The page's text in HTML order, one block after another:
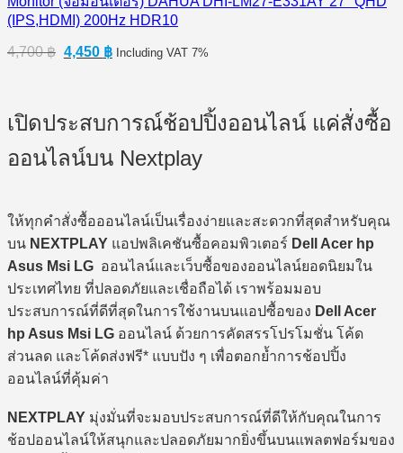
(IPS,HDMI) 200Hz HDR10
4,700฿ Original
4,450 ฿Current
Including VAT 7%
เปิดประสบการณ์ช้อปปิ้งออนไลน์ แค่สั่งซื้อ
ออนไลน์บน Nextplay
ให้ทุกคำสั่งซื้อออนไลน์เป็นเรื่องง่ายและสะดวกที่สุดสำหรับคุณ
บน NEXTPLAY แอปพลิเคชันซื้อคอมพิวเตอร์ Dell Acer hp
Asus Msi LG ออนไลน์และเว็บซื้อของออนไลน์ยอดนิยมใน
ประเทศไทย ที่ปลอดภัยและเชื่อถือได้ เราพร้อมมอบ
ประสบการณ์ที่ดีที่สุดในการใช้งานบนแอปซื้อของ Dell Acer
hp Asus Msi LG ออนไลน์ ด้วยการคัดสรรโปรโมชั่น โค้ด
ส่วนลด และโค้ดส่งฟรี* แบบปัง ๆ เพื่อตอกย้ำการช้อปปิ้ง
ออนไลน์ที่คุ้มค่า
NEXTPLAY มุ่งมั่นที่จะมอบประสบการณ์ที่ดีให้กับคุณในการ
ช้อปออนไลน์ให้สนุกและปลอดภัยมากยิ่งขึ้นบนแพลตฟอร์มของ